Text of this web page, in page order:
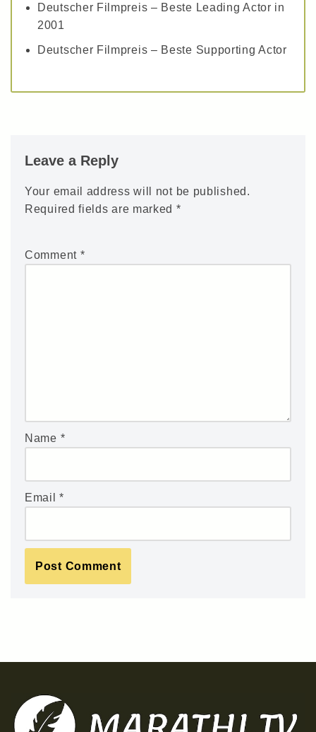
Deutscher Filmpreis – Beste Leading Actor in
2001
Deutscher Filmpreis – Beste Supporting Actor
Leave a Reply
Your email address will not be published.
Required fields are marked *
Comment *
Name *
Email*